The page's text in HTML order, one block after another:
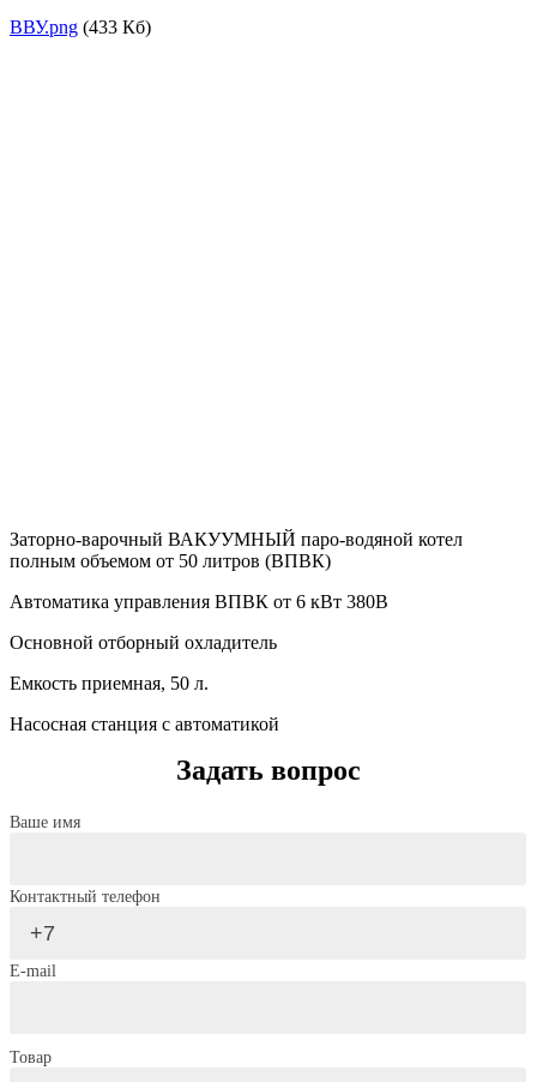
ВВУ.png (433 Кб)
Заторно-варочный ВАКУУМНЫЙ паро-водяной котел
полным объемом от 50 литров (ВПВК)
Автоматика управления ВПВК от 6 кВт 380В
Основной отборный охладитель
Емкость приемная, 50 л.
Насосная станция с автоматикой
Задать вопрос
Ваше имя
Контактный телефон
E-mail
Товар